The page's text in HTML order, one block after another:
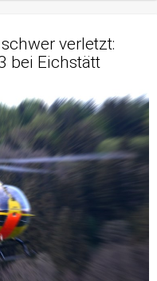
verletzt:
bei Eichstätt